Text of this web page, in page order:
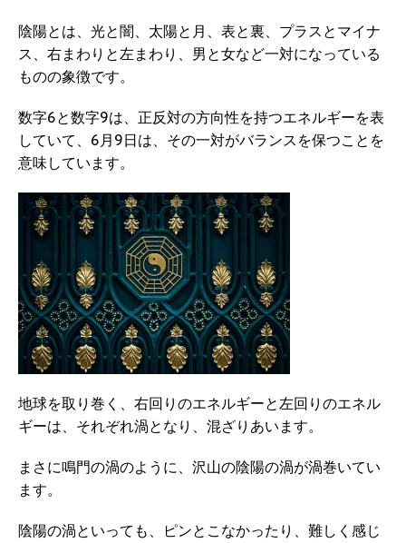
陰陽とは、光と闇、太陽と月、表と裏、プラスとマイナ
ス、右まわりと左まわり、男と女など一対になっている
ものの象徴です。
数字6と数字9は、正反対の方向性を持つエネルギーを表
していて、6月9日は、その一対がバランスを保つことを
意味しています。
地球を取り巻く、右回りのエネルギーと左回りのエネル
ギーは、それぞれ渦となり、混ざりあいます。
まさに鳴門の渦のように、沢山の陰陽の渦が渦巻いてい
ます。
陰陽の渦といっても、ピンとこなかったり、難しく感じ